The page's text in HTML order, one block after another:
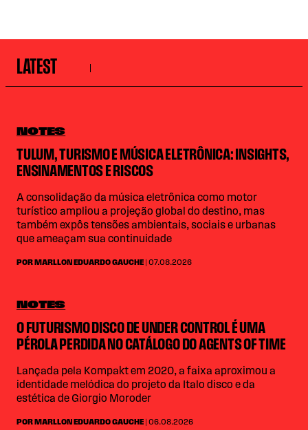
LATEST
NOTES
TULUM, TURISMO E MÚSICA ELETRÔNICA: INSIGHTS,
ENSINAMENTOS E RISCOS
A consolidação da música eletrônica como motor
turístico ampliou a projeção global do destino, mas
também expôs tensões ambientais, sociais e urbanas
que ameaçam sua continuidade
POR MARLLON EDUARDO GAUCHE | 07.08.2026
NOTES
O FUTURISMO DISCO DE UNDER CONTROL É UMA
PÉROLA PERDIDA NO CATÁLOGO DO AGENTS OF TIME
Lançada pela Kompakt em 2020, a faixa aproximou a
identidade melódica do projeto da Italo disco e da
estética de Giorgio Moroder
POR MARLLON EDUARDO GAUCHE | 06.08.2026